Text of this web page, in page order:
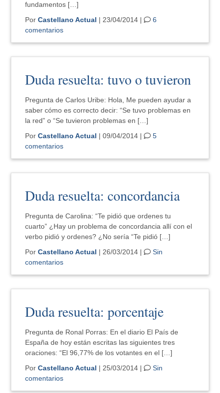
fundamentos […]
PorCastellano Actual | 23/04/2014 |
6
comentarios
Duda resuelta: tuvo o tuvieron
Pregunta de Carlos Uribe: Hola, Me pueden ayudar a
saber cómo es correcto decir: “Se tuvo problemas en
la red” o “Se tuvieron problemas en […]
PorCastellano Actual | 09/04/2014 |
5
comentarios
Duda resuelta: concordancia
Pregunta de Carolina: “Te pidió que ordenes tu
cuarto” ¿Hay un problema de concordancia allí con el
verbo pidió y ordenes? ¿No sería “Te pidió […]
PorCastellano Actual | 26/03/2014 |
Sin
comentarios
Duda resuelta: porcentaje
Pregunta de Ronal Porras: En el diario El País de
España de hoy están escritas las siguientes tres
oraciones: “El 96,77% de los votantes en el […]
PorCastellano Actual | 25/03/2014 |
Sin
comentarios